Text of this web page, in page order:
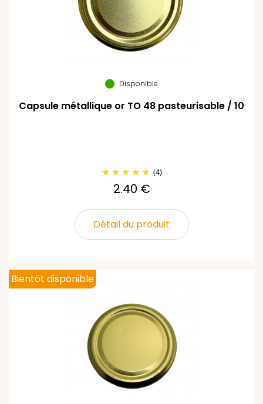
Disponible
Capsule métallique or TO 48 pasteurisable / 10
(4)
2.40 €
Détail du produit
Bientôt disponible